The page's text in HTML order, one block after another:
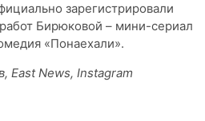
зарегистрировали
Бирюковой – мини-сериал
«Понаехали».
East News, Instagram